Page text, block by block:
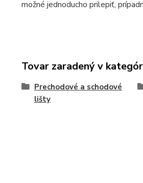
možné jednoducho prilepiť,
Tovar zaradený v
Prechodové a schodové
lišty